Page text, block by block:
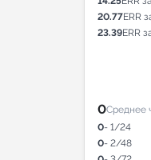
20.77ERR
23.39ERR
0Среднее
0- 1/24
0- 2/48